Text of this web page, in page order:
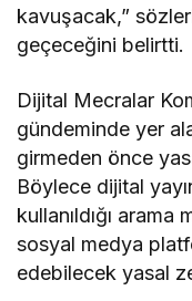
kavuşacak,”
geçeceğini belirtti.
Dijital Mecralar
gündeminde yer
girmeden önce
Böylece dijital
kullanıldığı
sosyal medya
edebilecek yasal